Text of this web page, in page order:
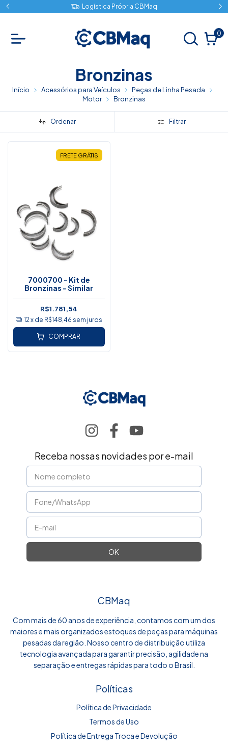
Logística Própria CBMaq
0
Bronzinas
Início Acessórios para Veículos
Peças de Linha Pesada
Motor
Bronzinas
Ordenar Filtrar
FRETE GRÁTIS
7000700 - Kit de
Bronzinas - Similar
R$1.781,54
12 x de R$148,46 sem juros
COMPRAR
Receba nossas novidades por e-mail
CBMaq
Com mais de 60 anos de experiência, contamos com um dos
maiores e mais organizados estoques de peças para máquinas
pesadas da região. Nosso centro de distribuição utiliza
tecnologia avançada para garantir precisão, agilidade na
separação e entregas rápidas para todo o Brasil.
Políticas
Política de Privacidade
Termos de Uso
Política de Entrega Troca e Devolução